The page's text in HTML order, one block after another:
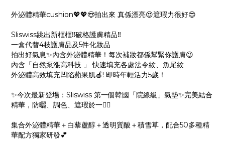
外泌體精華cushion💖💖😍拍出來 真係漂亮😍遮瑕力很好😍
Sliswiss跳出新框框‼破格護膚精品‼
一盒代替4枝護膚品及5件化妝品
拍出好氣息✨內含外泌體精華！每次補妝都係幫緊你護膚😉
內含「自然泵漲高科技 」 快速填充各處法令紋、魚尾紋
外泌體高效填充凹陷蘋果肌🍎! 即時年輕活力5歲！
✨今次最新登場：Sliswiss 第一個韓國「院線級」氣墊✨完美結合
精華，防曬、調色、遮瑕於一身🏻
集合外泌體精華＋白藜蘆醇＋透明質酸＋積雪草，配合50多種精
華配方獨家研發💕